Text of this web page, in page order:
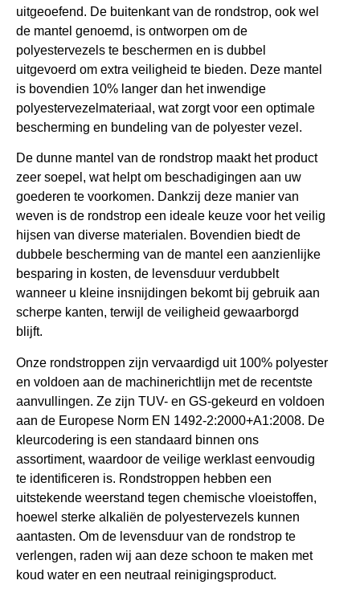
uitgeoefend. De buitenkant van de rondstrop, ook wel
de mantel genoemd, is ontworpen om de
polyestervezels te beschermen en is dubbel
uitgevoerd om extra veiligheid te bieden. Deze mantel
is bovendien 10% langer dan het inwendige
polyestervezelmateriaal, wat zorgt voor een optimale
bescherming en bundeling van de polyester vezel.
De dunne mantel van de rondstrop maakt het product
zeer soepel, wat helpt om beschadigingen aan uw
goederen te voorkomen. Dankzij deze manier van
weven is de rondstrop een ideale keuze voor het veilig
hijsen van diverse materialen. Bovendien biedt de
dubbele bescherming van de mantel een aanzienlijke
besparing in kosten, de levensduur verdubbelt
wanneer u kleine insnijdingen bekomt bij gebruik aan
scherpe kanten, terwijl de veiligheid gewaarborgd
blijft.
Onze rondstroppen zijn vervaardigd uit 100% polyester
en voldoen aan de machinerichtlijn met de recentste
aanvullingen. Ze zijn TUV- en GS-gekeurd en voldoen
aan de Europese Norm EN 1492-2:2000+A1:2008. De
kleurcodering is een standaard binnen ons
assortiment, waardoor de veilige werklast eenvoudig
te identificeren is. Rondstroppen hebben een
uitstekende weerstand tegen chemische vloeistoffen,
hoewel sterke alkaliën de polyestervezels kunnen
aantasten. Om de levensduur van de rondstrop te
verlengen, raden wij aan deze schoon te maken met
koud water en een neutraal reinigingsproduct.